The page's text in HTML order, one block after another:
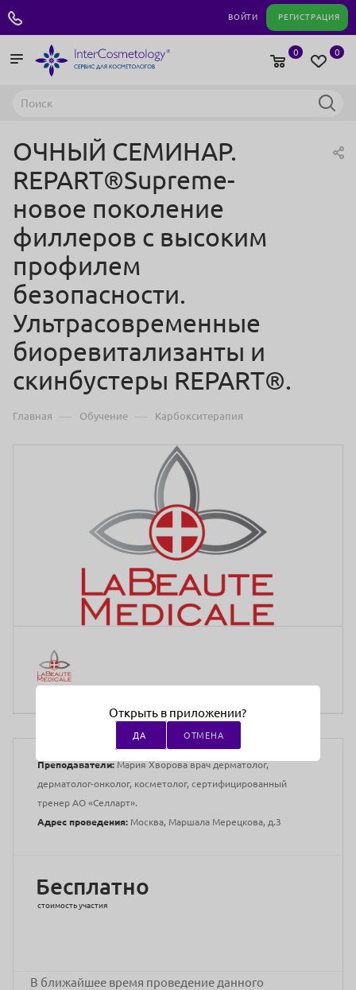
ВОЙТИ РЕГИСТРАЦИЯ
0
0
ОЧНЫЙ СЕМИНАР.
REPART®️Supreme-
новое поколение
филлеров с высоким
профилем
безопасности.
Ультрасовременные
биоревитализанты и
скинбустеры REPART®️.
Главная — Обучение — Карбокситерапия
Преподаватели:Мария Хворова врач дерматолог,
дерматолог-онколог, косметолог, сертифицированный
тренер АО «Селларт».
Адрес проведения: Москва, Маршала Мерецкова, д.3
Бесплатно
стоимость участия
В ближайшее время проведение данного
Открыть в приложении?
ДА ОТМЕНА